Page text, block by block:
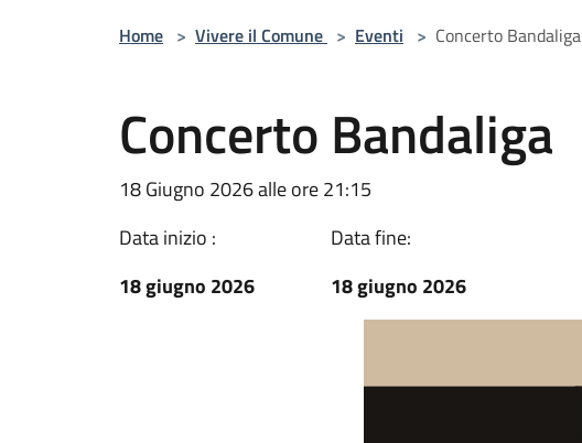
Home > Vivere il Comune > Eventi > Concerto Bandaliga
Concerto Bandaliga
18 Giugno 2026 alle ore 21:15
Data inizio :
18 giugno 2026
Data fine:
18 giugno 2026